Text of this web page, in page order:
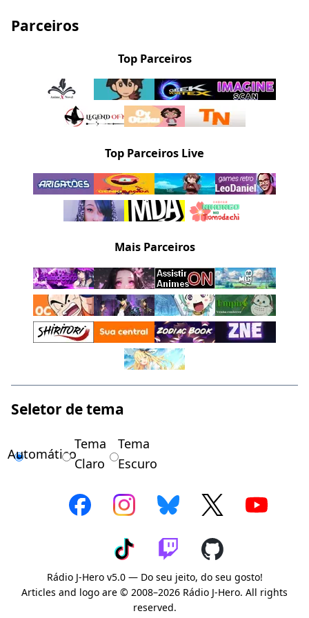
Parceiros
Top Parceiros
Top Parceiros Live
Mais Parceiros
Seletor de tema
Automático
Tema
Claro
Tema
Escuro
Rádio J-Hero v5.0 — Do seu jeito, do seu gosto!
Articles and logo are © 2008–2026 Rádio J-Hero. All rights
reserved.